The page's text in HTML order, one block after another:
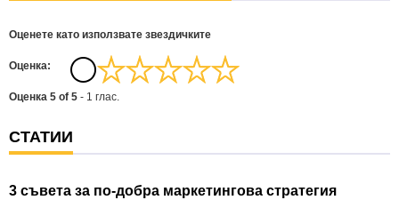
Оценете като използвате звездичките
Oценка:
Оценка 5 of 5 - 1 глас.
СТАТИИ
3 съвета за по-добра маркетингова стратегия